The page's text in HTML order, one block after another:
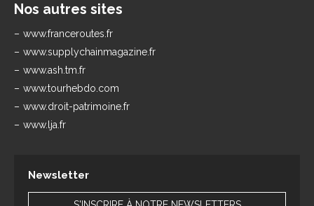
Nos autres sites
www.franceroutes.fr
www.supplychainmagazine.fr
www.ash.tm.fr
www.tourhebdo.com
www.droit-patrimoine.fr
www.lja.fr
Newsletter